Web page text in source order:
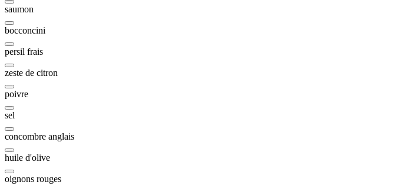
saumon
bocconcini
persil frais
zeste de citron
poivre
sel
concombre anglais
huile d'olive
oignons rouges